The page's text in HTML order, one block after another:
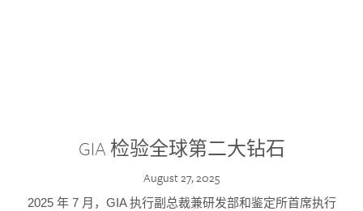
GIA 检验全球第二大钻石
August 27, 2025
2025 年 7 月，GIA 执行副总裁兼研发部和鉴定所首席执行